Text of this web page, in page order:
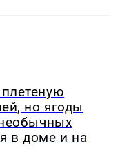
но ягоды
в доме и на